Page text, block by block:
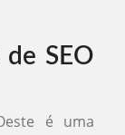
SEO
é uma